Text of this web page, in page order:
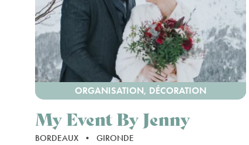
ORGANISATION, DÉCORATION
My Event By Jenny
BORDEAUX • GIRONDE